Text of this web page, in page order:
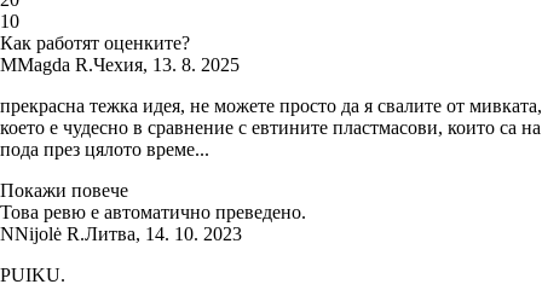
10
Как работят оценките?
MMagda R.Чехия, 13. 8. 2025
прекрасна тежка идея, не можете просто да я свалите от мивката,
което е чудесно в сравнение с евтините пластмасови, които са на
пода през цялото време...
Покажи повече
Това ревю е автоматично преведено.
NNijolė R.Литва, 14. 10. 2023
PUIKU.